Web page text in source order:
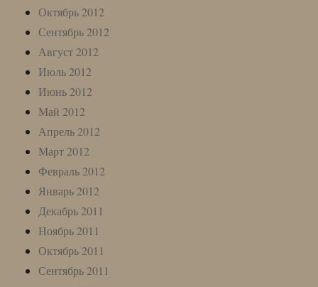
Октябрь 2012
Сентябрь 2012
Август 2012
Июль 2012
Июнь 2012
Май 2012
Апрель 2012
Март 2012
Февраль 2012
Январь 2012
Декабрь 2011
Ноябрь 2011
Октябрь 2011
Сентябрь 2011